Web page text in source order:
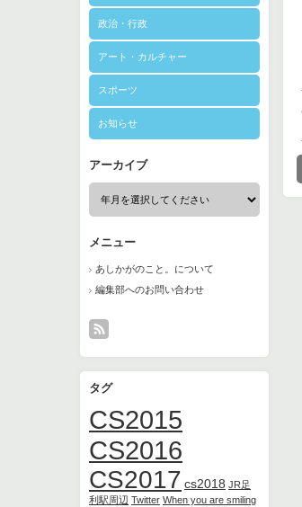
政治・行政
アート・カルチャー
スポーツ
お知らせ
アーカイブ
メニュー
あしかがのこと。について
編集部へのお問い合わせ
タグ
CS2015
CS2016
CS2017 cs2018 JR足
利駅周辺 Twitter When you are smiling